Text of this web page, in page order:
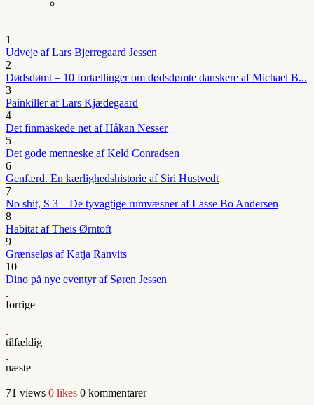
1
Udveje af Lars Bjerregaard Jessen
2
Dødsdømt – 10 fortællinger om dødsdømte danskere af Michael B...
3
Painkiller af Lars Kjædegaard
4
Det finmaskede net af Håkan Nesser
5
Det gode menneske af Keld Conradsen
6
Genfærd. En kærlighedshistorie af Siri Hustvedt
7
No shit, S 3 – De tyvagtige rumvæsner af Lasse Bo Andersen
8
Habitat af Theis Ørntoft
9
Grænseløs af Katja Ranvits
10
Dino på nye eventyr af Søren Jessen
forrige
tilfældig
næste
71 views 0 likes 0 kommentarer